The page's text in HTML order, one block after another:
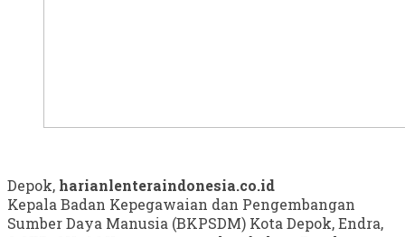
Depok, harianlenteraindonesia.co.id
Kepala Badan Kepegawaian dan Pengembangan
Sumber Daya Manusia (BKPSDM) Kota Depok, Endra,